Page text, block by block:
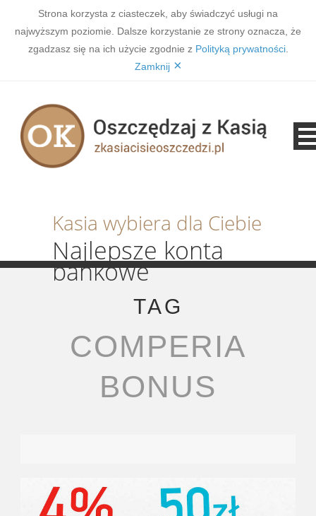
Strona korzysta z ciasteczek, aby świadczyć usługi na
najwyższym poziomie. Dalsze korzystanie ze strony oznacza, że
zgadzasz się na ich użycie zgodnie z Polityką prywatności.
Zamknij ×
Kasia wybiera dla Ciebie
Najlepsze konta
bankowe
TAG
COMPERIA
BONUS